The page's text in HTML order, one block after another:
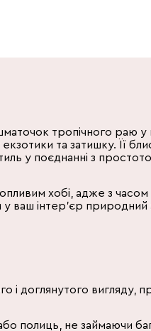
тропічного раю
та затишку. Її
у поєднанні з
хобі, адже з
ваш інтер'єр природний
і доглянутого вигляду,
або полиць, не займаючи